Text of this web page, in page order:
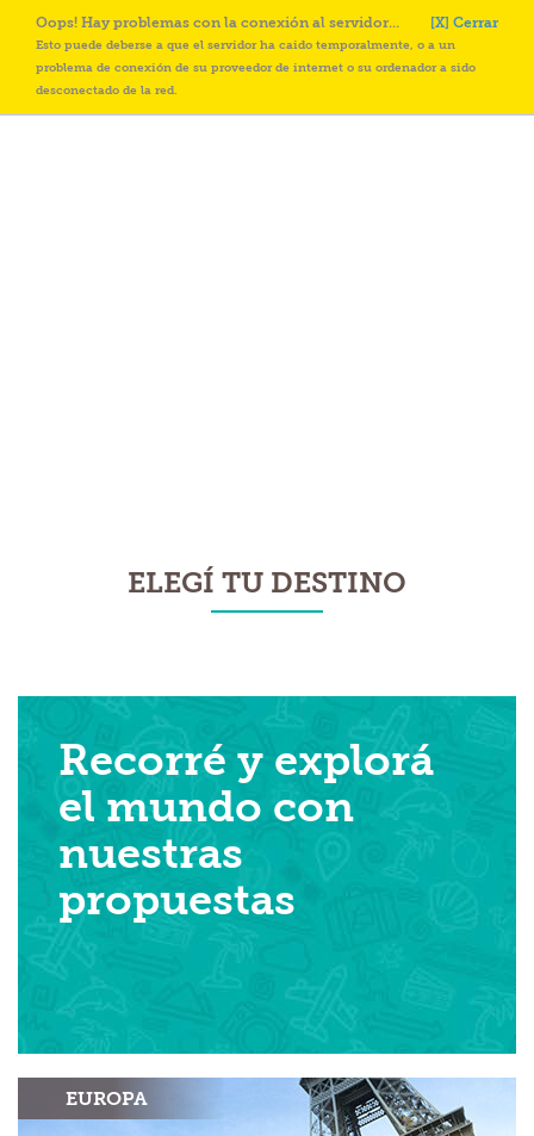
ELEGÍ TU DESTINO
Recorré y explorá
el mundo con
nuestras
propuestas
EUROPA
[X] Cerrar
Oops! Hay problemas con la conexión al servidor...
Esto puede deberse a que el servidor ha caido temporalmente, o a un
problema de conexión de su proveedor de internet o su ordenador a sido
desconectado de la red.